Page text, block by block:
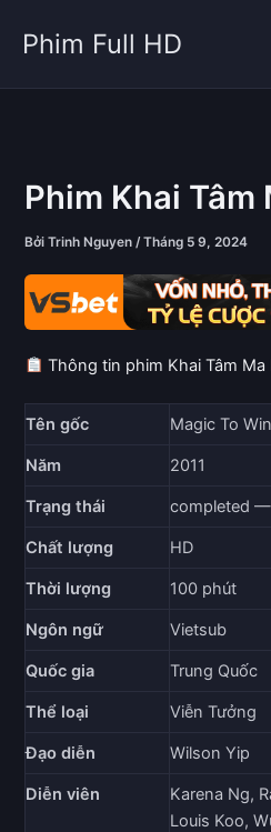
dung
Phim Full HD
Phim Khai Tâm
BởiTrinh Nguyen/Tháng 5 9, 2024
Thông tin phim Khai Tâm Ma
Tên gốc Magic To Win
Năm 2011
Trạng thái completed
Chất lượng HD
Thời lượng 100 phút
Ngôn ngữ Vietsub
Quốc gia Trung Quốc
Thể loại Viễn Tưởng
Đạo diễn Wilson Yip
Diễn viên
Karena Ng,
Louis Koo,